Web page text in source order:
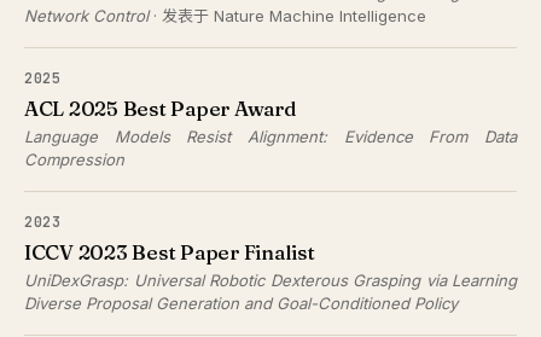
Network Control· 发表于 Nature Machine Intelligence
2025
ACL 2025 Best Paper Award
Language Models Resist Alignment: Evidence From Data
Compression
2023
ICCV 2023 Best Paper Finalist
UniDexGrasp: Universal Robotic Dexterous Grasping via Learning
Diverse Proposal Generation and Goal-Conditioned Policy